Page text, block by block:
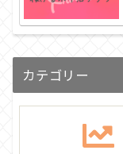
カテゴリー